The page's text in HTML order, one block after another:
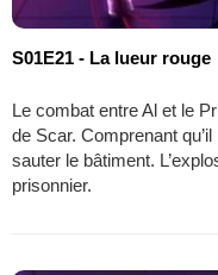
S01E21 - La lueur rouge
Le combat entre Al et le
de Scar. Comprenant
sauter le bâtiment.
prisonnier.